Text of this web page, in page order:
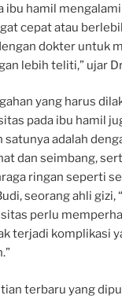
ibu hamil
cepat atau
dokter untuk
lebih teliti,” ujar
yang harus
pada ibu hamil
satunya adalah
dan seimbang,
ringan seperti
seorang ahli gizi,
perlu
terjadi komplikasi
terbaru yang